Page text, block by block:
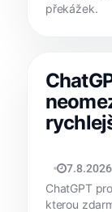
překážek.
JAN HOLEŠ
7.8.2026
ChatGPT
kterou